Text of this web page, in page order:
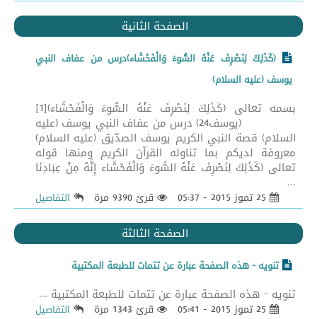
الصفحة الثانية
(كَذَلِكَ لِنَصْرِفَ عَنْهُ السُّوءَ وَالْفَحْشَاء)درس من عفاف النبي
يوسف (عليه السلام)
بسمه تعالى (كَذَلِكَ لِنَصْرِفَ عَنْهُ السُّوءَ وَالْفَحْشَاء)[1]
(يوسف24) درس من عفاف النبي يوسف (عليه
السلام) قصة النبي الكريم يوسف الصدّيق (عليه السلام)
معروفة لديكم بما تناوله القرآن الكريم ومنها قوله
تعالى (كَذَلِكَ لِنَصْرِفَ عَنْهُ السُّوءَ وَالْفَحْشَاء إِنَّهُ مِنْ عِبَادِنَا
...
قرئ 9390 مرة التفاصيل
الصفحة الثالثة
تنويه - هذه الصفحة عبارة عن تتمات للطبعة المكتبية
تنويه - هذه الصفحة عبارة عن تتمات للطبعة المكتبية ...
قرئ 1343 مرة التفاصيل